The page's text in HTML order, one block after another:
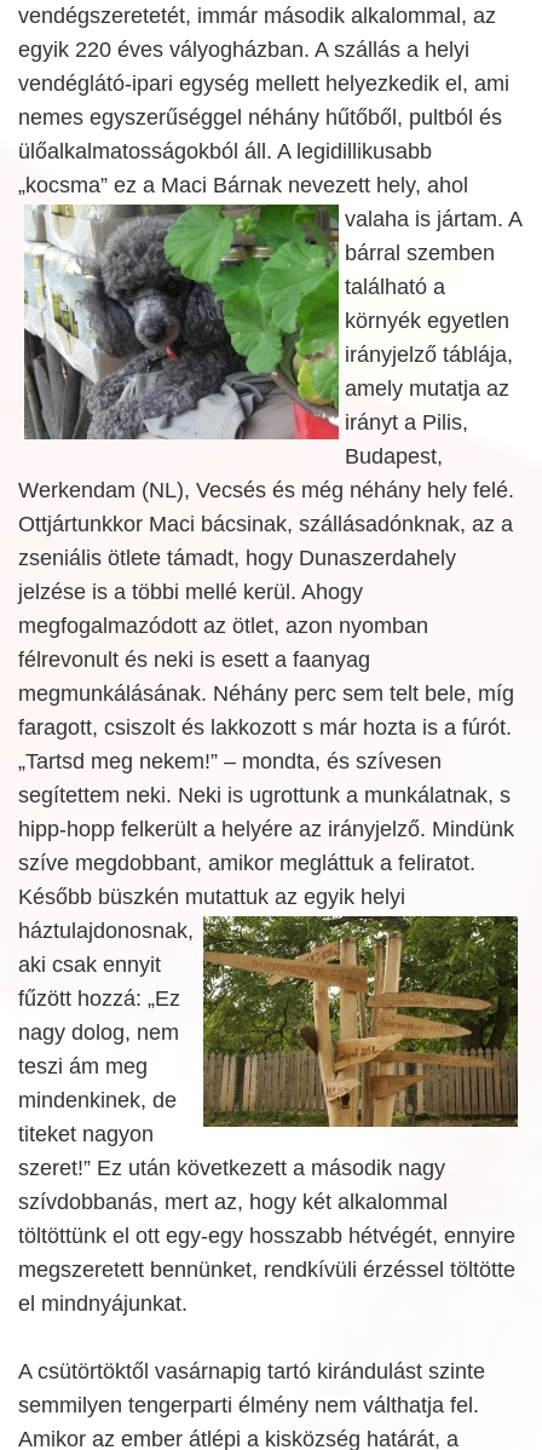
vendégszeretetét, immár második alkalommal, az
egyik 220 éves vályogházban. A szállás a helyi
vendéglátó-ipari egység mellett helyezkedik el, ami
nemes egyszerűséggel néhány hűtőből, pultból és
ülőalkalmatosságokból áll. A legidillikusabb
„kocsma” ez a Maci Bárnak nevezett hely, ahol
valaha is jártam. A
bárral szemben
található a
környék egyetlen
irányjelző táblája,
amely mutatja az
irányt a Pilis,
Budapest,
Werkendam (NL), Vecsés és még néhány hely felé.
Ottjártunkkor Maci bácsinak, szállásadónknak, az a
zseniális ötlete támadt, hogy Dunaszerdahely
jelzése is a többi mellé kerül. Ahogy
megfogalmazódott az ötlet, azon nyomban
félrevonult és neki is esett a faanyag
megmunkálásának. Néhány perc sem telt bele, míg
faragott, csiszolt és lakkozott s már hozta is a fúrót.
„Tartsd meg nekem!” – mondta, és szívesen
segítettem neki. Neki is ugrottunk a munkálatnak, s
hipp-hopp felkerült a helyére az irányjelző. Mindünk
szíve megdobbant, amikor megláttuk a feliratot.
Később büszkén mutattuk az egyik helyi
háztulajdonosnak,
aki csak ennyit
fűzött hozzá: „Ez
nagy dolog, nem
teszi ám meg
mindenkinek, de
titeket nagyon
szeret!” Ez után következett a második nagy
szívdobbanás, mert az, hogy két alkalommal
töltöttünk el ott egy-egy hosszabb hétvégét, ennyire
megszeretett bennünket, rendkívüli érzéssel töltötte
el mindnyájunkat.
A csütörtöktől vasárnapig tartó kirándulást szinte
semmilyen tengerparti élmény nem válthatja fel.
Amikor az ember átlépi a kisközség határát, a